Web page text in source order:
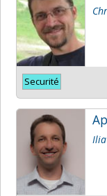
Securité